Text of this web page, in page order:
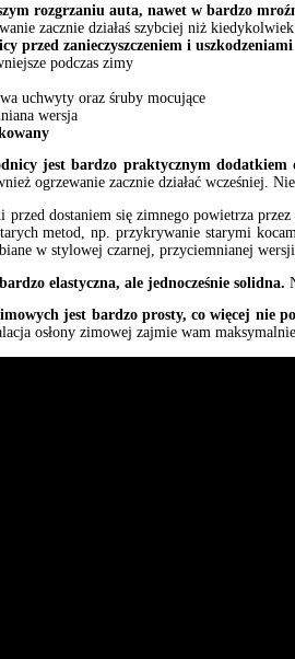
rozgrzaniu auta, nawet w bardzo
zacznie działaś szybciej niż kiedykolwiek
przed zanieczyszczeniem i uszkodzeniami
podczas zimy
uchwyty oraz śruby mocujące
wersja
jest bardzo praktycznym
ogrzewanie zacznie działać wcześniej.
przed dostaniem się zimnego powietrza
metod, np. przykrywanie starymi
w stylowej czarnej, przyciemnianej wersji.
elastyczna, ale jednocześnie solidna.
jest bardzo prosty, co więcej nie
osłony zimowej zajmie wam